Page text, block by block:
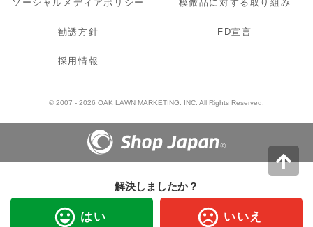
解決しましたか？
はい いいえ
ソーシャルメディアポリシー 模倣品に対する取り組み
勧誘方針 FD宣言
採用情報
© 2007 - 2026 OAK LAWN MARKETING. INC. All Rights Reserved.